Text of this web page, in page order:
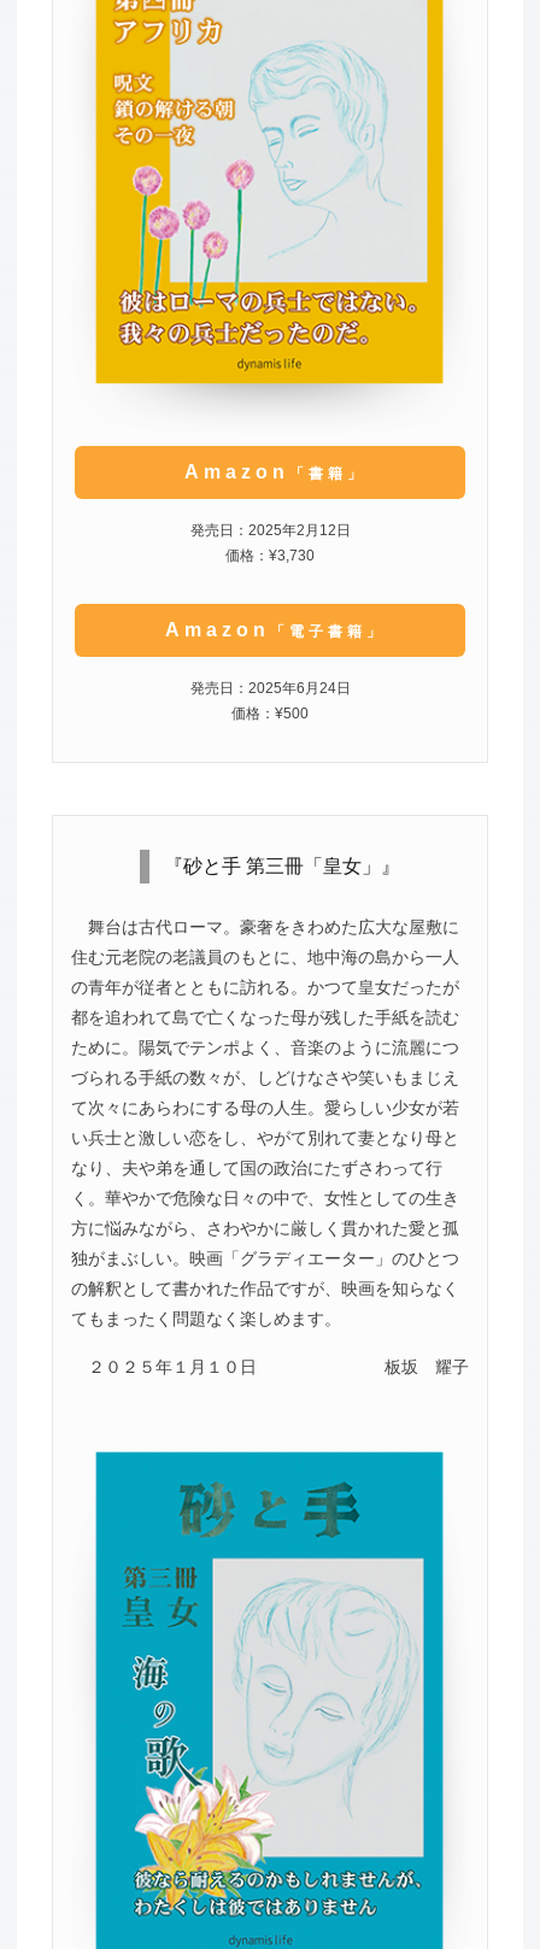
Amazon 「書籍」
発売日：2025年2月12日
価格：¥3,730
Amazon 「電子書籍」
発売日：2025年6月24日
価格：¥500
『砂と手 第三冊「皇女」』
舞台は古代ローマ。豪奢をきわめた広大な屋敷に
住む元老院の老議員のもとに、地中海の島から一人
の青年が従者とともに訪れる。かつて皇女だったが
都を追われて島で亡くなった母が残した手紙を読む
ために。陽気でテンポよく、音楽のように流麗につ
づられる手紙の数々が、しどけなさや笑いもまじえ
て次々にあらわにする母の人生。愛らしい少女が若
い兵士と激しい恋をし、やがて別れて妻となり母と
なり、夫や弟を通して国の政治にたずさわって行
く。華やかで危険な日々の中で、女性としての生き
方に悩みながら、さわやかに厳しく貫かれた愛と孤
独がまぶしい。映画「グラディエーター」のひとつ
の解釈として書かれた作品ですが、映画を知らなく
てもまったく問題なく楽しめます。
２０２５年１月１０日 板坂 耀子